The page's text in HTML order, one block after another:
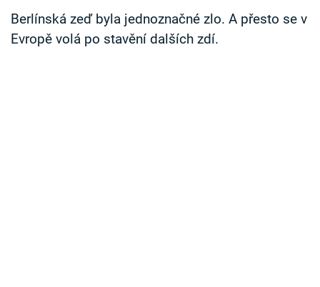
Sledujte nás
Berlínská zeď byla jednoznačné zlo. A přesto se v
Evropě volá po stavění dalších zdí.